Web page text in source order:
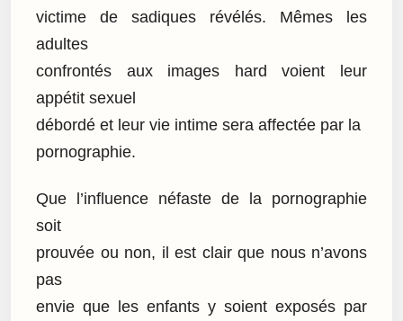
victime de sadiques révélés. Mêmes les
adultes
confrontés aux images hard voient leur
appétit sexuel
débordé et leur vie intime sera affectée par la
pornographie.
Que l’influence néfaste de la pornographie
soit
prouvée ou non, il est clair que nous n’avons
pas
envie que les enfants y soient exposés par